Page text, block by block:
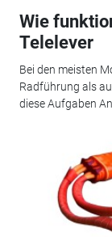
Wie
Telelever
Bei den meisten
Radführung als
diese Aufgaben